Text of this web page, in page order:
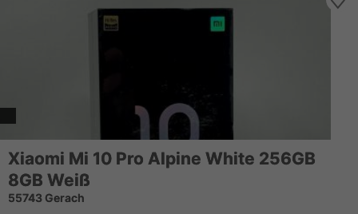
Xiaomi Mi 10 Pro Alpine White 256GB
8GB Weiß
55743 Gerach